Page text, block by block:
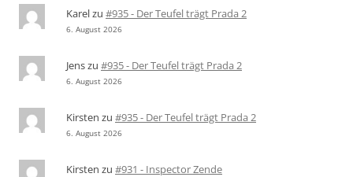
Karelzu #935 - Der Teufel trägt Prada 2
6. August 2026
Jenszu #935 - Der Teufel trägt Prada 2
6. August 2026
Kirsten zu #935 - Der Teufel trägt Prada 2
6. August 2026
Kirsten zu #931 - Inspector Zende